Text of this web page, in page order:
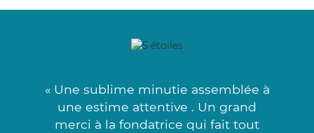
« Une sublime minutie assemblée à
une estime attentive . Un grand
merci à la fondatrice qui fait tout